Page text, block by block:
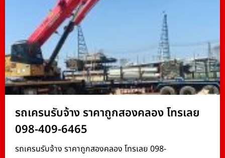
รถเครนรับจ้าง ราคาถูกสองคลอง โทรเลย
098-409-6465
รถเครนรับจ้าง ราคาถูกสองคลอง โทรเลย 098-